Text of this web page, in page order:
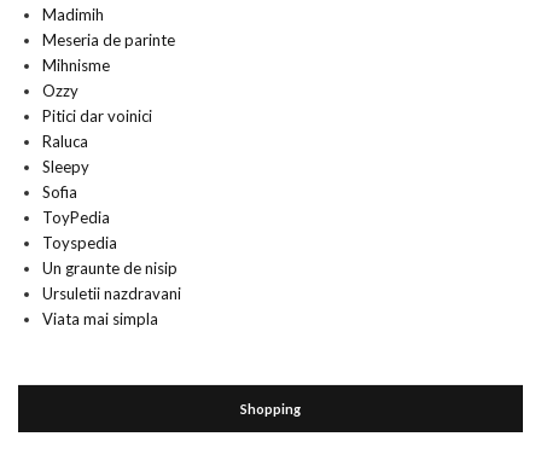
Madimih
Meseria de parinte
Mihnisme
Ozzy
Pitici dar voinici
Raluca
Sleepy
Sofia
ToyPedia
Toyspedia
Un graunte de nisip
Ursuletii nazdravani
Viata mai simpla
Shopping